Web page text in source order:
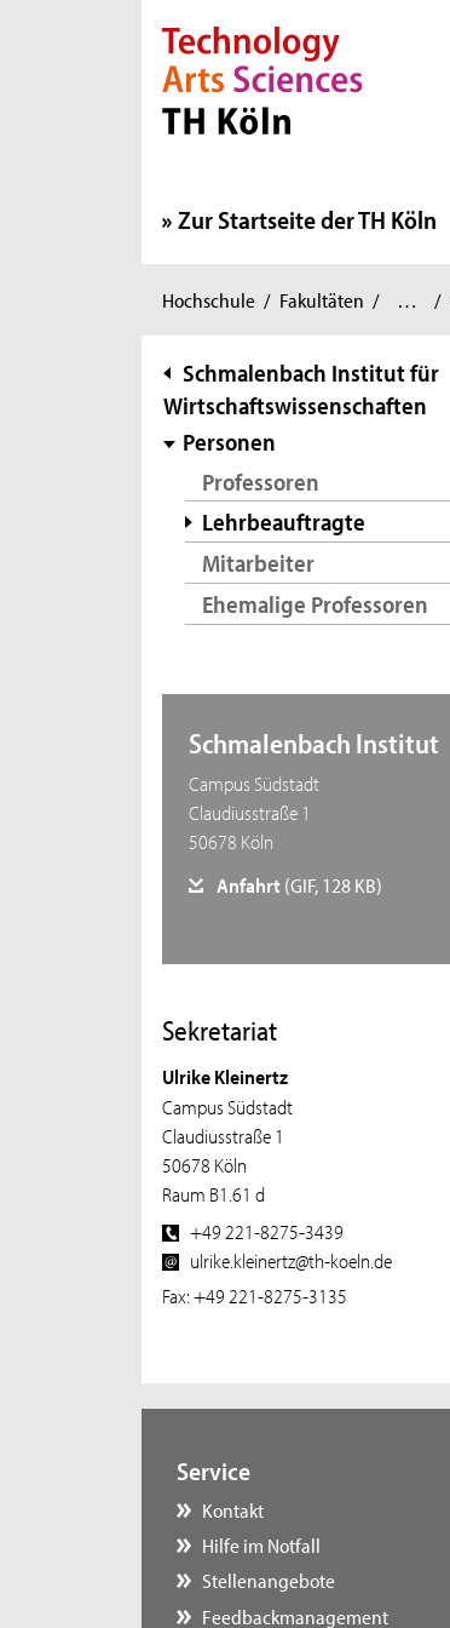
Direkt zur Hauptnavigation
Direkt zur Subnavigation
Direkt zum Inhalt
Direkt zum Fußbereich
Zur Startseite der TH Köln
Sie
hier:
Hochschule / Fakultäten / … /
Wirtschafts-
Subnavigation
Schmalenbach Institut für
Wirtschaftswissenschaften
Personen
Professoren
Lehrbeauftragte
Mitarbeiter
Ehemalige Professoren
Schmalenbach Institut
Campus Südstadt
Claudiusstraße 1
50678 Köln
Anfahrt(GIF, 128 KB)
Sekretariat
Ulrike Kleinertz
Campus Südstadt
Claudiusstraße 1
50678 Köln
Raum B1.61 d
+49 221-8275-3439
ulrike.kleinertz@th-koeln.de
Fax: +49 221-8275-3135
Service
Kontakt
Hilfe im Notfall
Stellenangebote
Feedbackmanagement